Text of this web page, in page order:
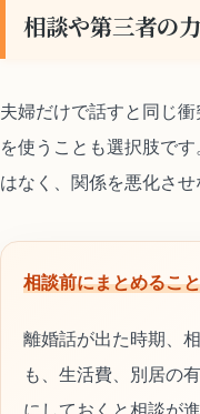
相談や第三者の
夫婦だけで話すと同じ
を使うことも選択肢で
はなく、関係を悪化させ
相談前にまとめること
離婚話が出た時期、
も、生活費、別居の